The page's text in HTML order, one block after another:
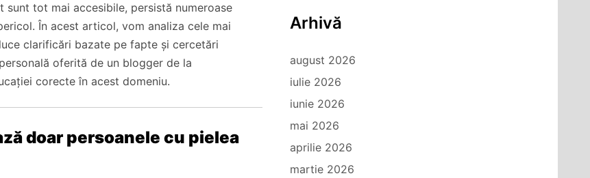
tot mai accesibile, persistă numeroase
În acest articol, vom analiza cele mai
clarificări bazate pe fapte și cercetări
oferită de un blogger de la
corecte în acest domeniu.
doar persoanele cu pielea
Arhivă
august 2026
iulie 2026
iunie 2026
mai 2026
aprilie 2026
martie 2026